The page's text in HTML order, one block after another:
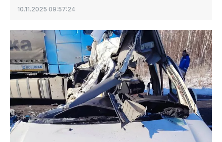
10.11.2025 09:57:24